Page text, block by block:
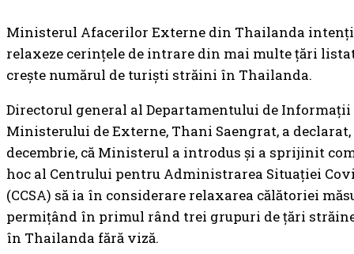
Ministerul Afacerilor Externe din Thailanda
relaxeze cerințele de intrare din mai multe țări
crește numărul de turiști străini în Thailanda.
Directorul general al Departamentului de Informații
Ministerului de Externe, Thani Saengrat, a declarat,
decembrie, că Ministerul a introdus și a sprijinit
hoc al Centrului pentru Administrarea Situației
(CCSA) să ia în considerare relaxarea călătoriei
permițând în primul rând trei grupuri de țări
în Thailanda fără viză.